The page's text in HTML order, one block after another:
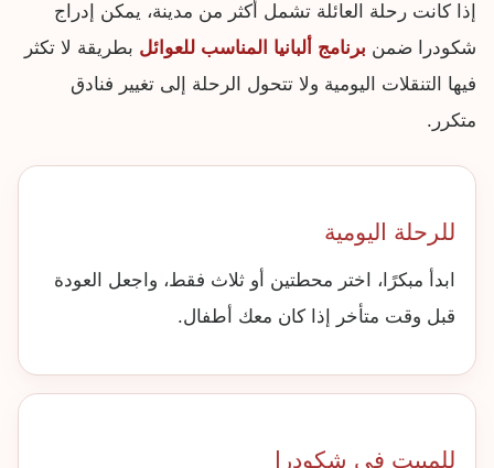
إذا كانت رحلة العائلة تشمل أكثر من مدينة، يمكن إدراج
شكودرا ضمن برنامج ألبانيا المناسب للعوائل بطريقة لا تكثر
فيها التنقلات اليومية ولا تتحول الرحلة إلى تغيير فنادق
متكرر.
للرحلة اليومية
ابدأ مبكرًا، اختر محطتين أو ثلاث فقط، واجعل العودة
قبل وقت متأخر إذا كان معك أطفال.
للمبيت في شكودرا